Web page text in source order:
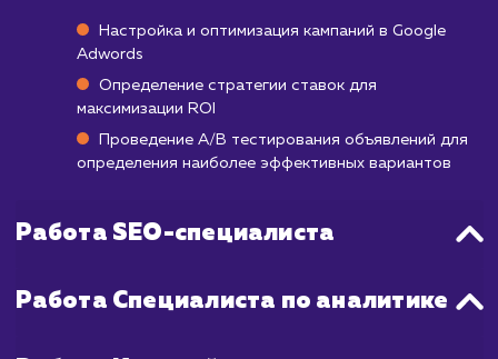
стратегий ставок, выбора ключевых
демографических целей. После
начинается процесс оптимизации на
полученных данных. Полноценные,
результаты, когда рекламная
обычно начинаются после 1-3 месяцев